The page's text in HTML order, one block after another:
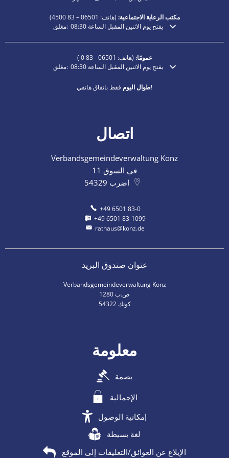
مكتب الرعاية الاجتماعية: (هاتف:
4500)
انقر لإخفاء أوقات الفتح أو الإغلاق الإضافية
مغلق: يفتح يوم الاثنين المقبل الساعة 08:30
عمومًا: (هاتف:
)
انقر لإخفاء أوقات الفتح أو الإغلاق الإضافية
مغلق: يفتح يوم الاثنين المقبل الساعة 08:30
طوال اليومفقط باتفاق هاتفي!
اتصال
Verbandsgemeindeverwaltung Konz
في السوق 11
54329 اضرب
+49 6501 83-0
+49 6501 83-1099
rathaus@konz.de
عنوان صندوق البريد
Verbandsgemeindeverwaltung Konz
ص.ب 1280
54322 كونك
معلومة
بصمة
الإجمالية
إمكانية الوصول
لغة بسيطة
الإبلاغ عن العوائق/التعليقات إلى الموقع